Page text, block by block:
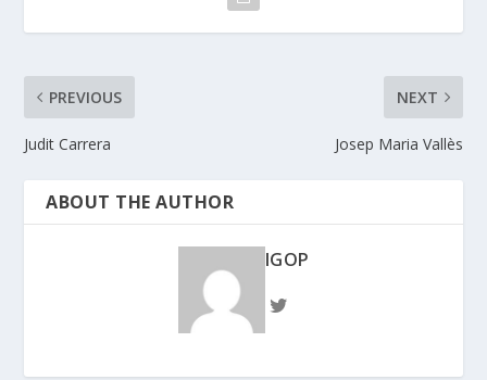
PREVIOUS
Judit Carrera
NEXT
Josep Maria Vallès
ABOUT THE AUTHOR
IGOP